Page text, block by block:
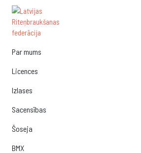
Par mums
Licences
Izlases
Sacensības
Šoseja
BMX